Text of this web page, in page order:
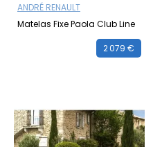
ANDRÉ RENAULT
Matelas Fixe Paola Club Line
2 079 €